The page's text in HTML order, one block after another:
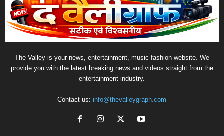
The Valley is your news, entertainment, music fashion website. We
provide you with the latest breaking news and videos straight from the
entertainment industry.
Contact us: info@thevalleygraph.com